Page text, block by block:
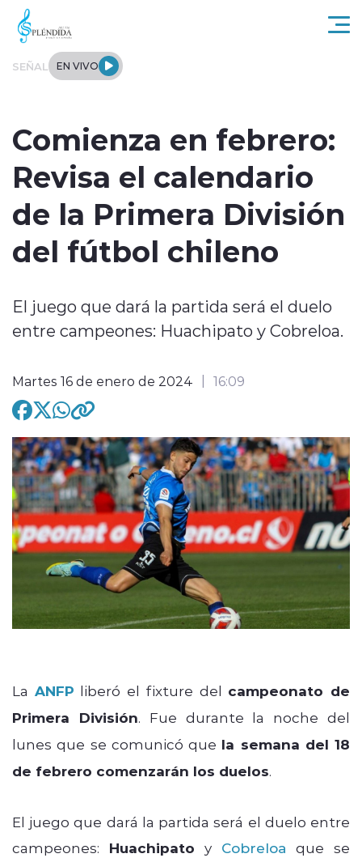
Click acá para ir directamente al contenido
SEÑAL EN VIVO
Tendencias
Internacional
Deportes
modo claro
Comienza en febrero:
Revisa el calendario
de la Primera División
del fútbol chileno
El juego que dará la partida será el duelo
entre campeones: Huachipato y Cobreloa.
Martes 16 de enero de 2024 16:09
La ANFP liberó el fixture del campeonato de
Primera División. Fue durante la noche del
lunes que se comunicó que la semana del 18
de febrero comenzarán los duelos.
El juego que dará la partida será el duelo entre
campeones: Huachipatoy Cobreloa
que se